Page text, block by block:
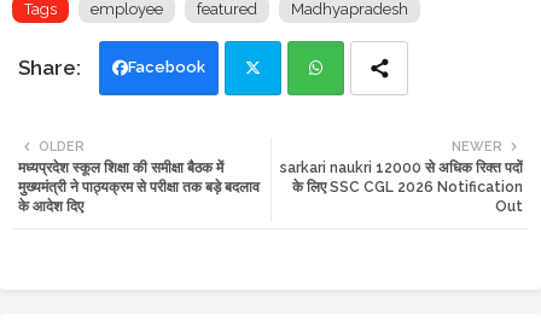
Tags employee featured Madhyapradesh
Facebook
ats
NEWER
sarkari naukri 12000 से अधिक रिक्त पदों
के लिए SSC CGL 2026 Notification
Out
OLDER
मध्यप्रदेश स्कूल शिक्षा की समीक्षा बैठक में
मुख्यमंत्री ने पाठ्यक्रम से परीक्षा तक बड़े बदलाव
के आदेश दिए